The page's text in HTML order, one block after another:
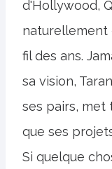
d'Hollywood,
naturellement
fil des ans.
sa vision,
ses pairs,
que ses
Si quelque